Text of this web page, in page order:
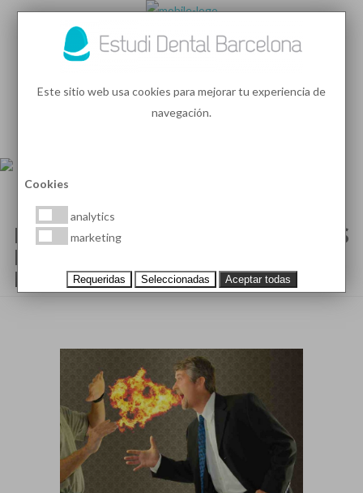
PEDIR HORA
EDB ONLINE CON LAS ÚLTIMAS
NOTICIAS EN SALUD BUCAL Y
ESTÉTICA DENTAL (PÁGINA 99)
Este sitio web usa cookies para mejorar tu experiencia de
navegación.
Cookies
analytics
marketing
Requeridas Seleccionadas Aceptar todas